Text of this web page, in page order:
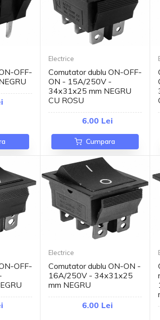
OFF-
Electrice
Comutator dublu ON-OFF-
ON - 15A/250V -
34x31x25 mm NEGRU
CU ROSU
6.00 Lei
Cumpara
OFF-
Electrice
Comutator dublu ON-ON -
16A/250V - 34x31x25
mm NEGRU
6.00 Lei